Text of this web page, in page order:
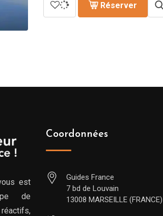
Réserver
est
de
Coordonnées
Guides France
7 bd de Louvain
13008 MARSEILLE (FRANCE)